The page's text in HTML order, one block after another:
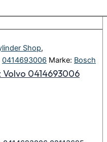
Shop,
0414693006 Marke: Bosch
Volvo 0414693006